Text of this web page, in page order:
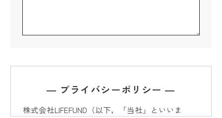
― プライバシーポリシー ―
株式会社LIFEFUND（以下，「当社」といいま